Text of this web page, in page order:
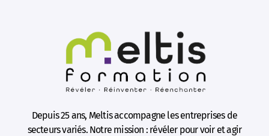
Depuis 25 ans, Meltis accompagne les entreprises de
secteurs variés. Notre mission : révéler pour voir et agir